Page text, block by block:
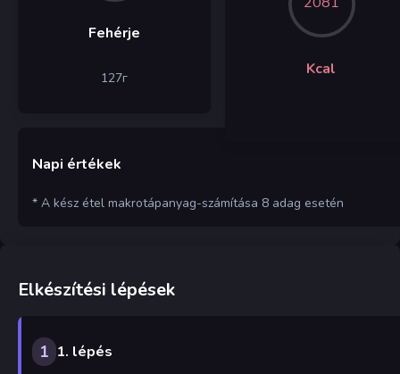
Fehérje
127г Kcal
Napi értékek
* A kész étel makrotápanyag-számítása 8 adag esetén
Elkészítési lépések
1 1. lépés